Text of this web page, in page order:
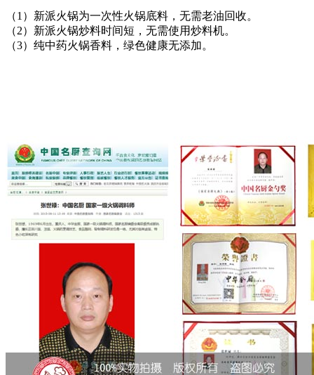
（1）新派火锅为一次性火锅底料，无需老油回收。
（2）新派火锅炒料时间短，无需使用炒料机。
（3）纯中药火锅香料，绿色健康无添加。